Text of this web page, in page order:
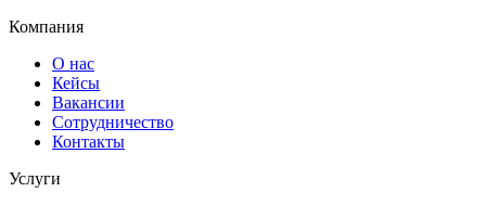
Компания
О нас
Кейсы
Вакансии
Сотрудничество
Контакты
Услуги